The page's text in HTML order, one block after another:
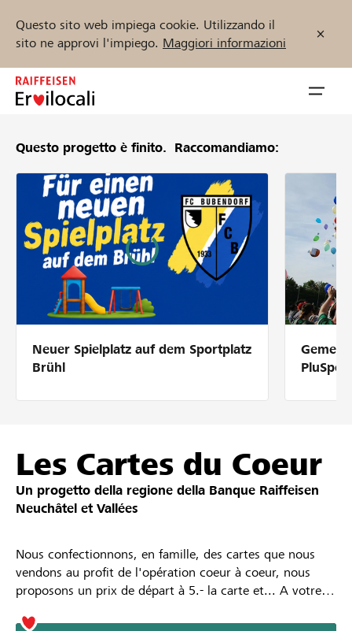
Questo sito web impiega cookie. Utilizzando il
sito ne approvi l'impiego. Maggiori informazioni
Zum
Inhalt
Sostenere
Aiuto & supporto
Partner / Banche Raiffeisen
Collegarsi
Registrazione
Trova progetti e organizzazioni
DE FR IT
Questo progetto è finito. Raccomandiamo:
Neuer Spielplatz auf dem Sportplatz
Brühl
Les Cartes du Coeur
Un progetto della regione della Banque Raiffeisen
Neuchâtel et Vallées
Nous confectionnons, en famille, des cartes que nous
vendons au profit de l'opération coeur à coeur, nous
proposons un prix de départ à 5.- la carte et... A votre